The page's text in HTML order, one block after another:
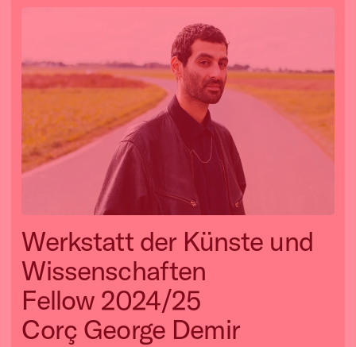
Werkstatt der Künste und
Wissenschaften
Fellow 2024/25
Corç George Demir